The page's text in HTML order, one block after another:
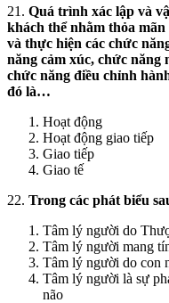
21. Quá trình xác lập và
khách thể nhằm thỏa
và thực hiện các chức
năng cảm xúc, chức năng
chức năng điều chỉnh
đó là…
Hoạt động
Hoạt động giao tiếp
Giao tiếp
Giao tế
22. Trong các phát biểu
Tâm lý người do
Tâm lý người mang
Tâm lý người do con
Tâm lý người là sự
não